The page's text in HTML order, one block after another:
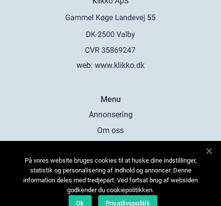
web: www.klikko.dk
Menu
Annonsering
Om oss
Kontakta oss
Sitemap
På vores website bruges cookies til at huske dine indstillinger,
statistik og personalisering af indhold og annoncer. Denne
information deles med tredjepart. Ved fortsat brug af websiden
godkender du cookiepolitikken.
Ok
Privatlivspolitik